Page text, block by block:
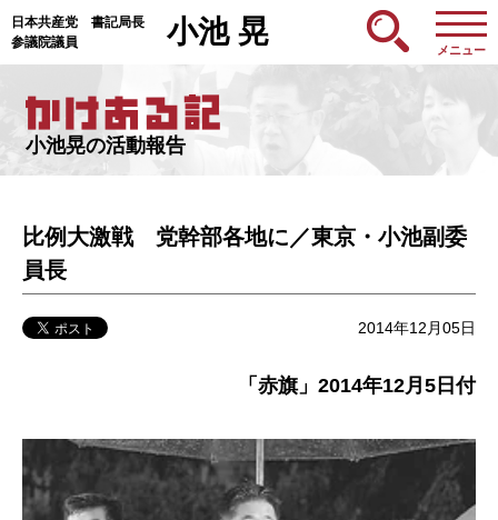
日本共産党 書記局長
参議院議員
小池 晃
メニュー
小池晃の活動報告
比例大激戦 党幹部各地に／東京・小池副委
員長
2014年12月05日
「赤旗」2014年12月5日付